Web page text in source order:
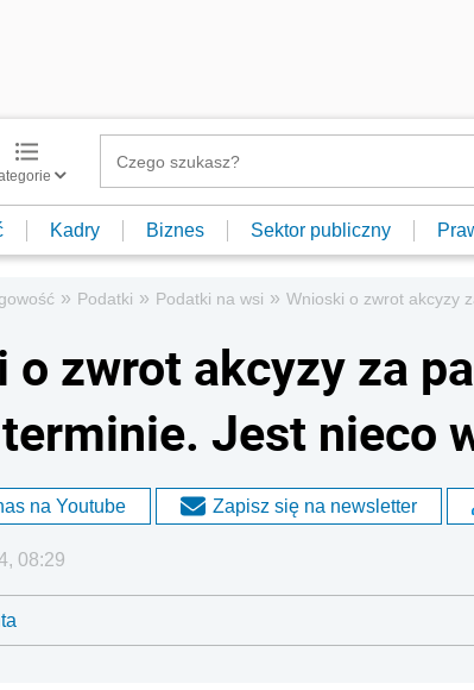
Kadry Biznes Sektor publiczny
» Podatki » Podatki na wsi » Wnioski o zwrot akcyzy
o zwrot akcyzy za
Jest nieco
na Youtube Zapisz się na newsletter
08:29